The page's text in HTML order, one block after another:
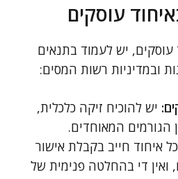
עוסקים
עוסקים, יש לעמוד בתנאים
ובמדיניות רשות המסים:
יש להוכיח זיקה כלכלית,
הגורמים המאוחדים.
כל איחוד חייב בקבלת אישור
די בהחלטה פנימית של